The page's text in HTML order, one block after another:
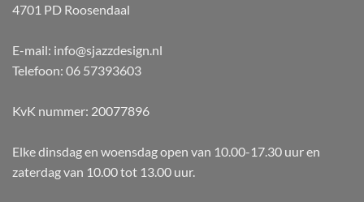
4701 PD Roosendaal
E-mail: info@sjazzdesign.nl
Telefoon: 06 57393603
KvK nummer: 20077896
Elke dinsdag en woensdag open van 10.00-17.30 uur en
zaterdag van 10.00 tot 13.00 uur.